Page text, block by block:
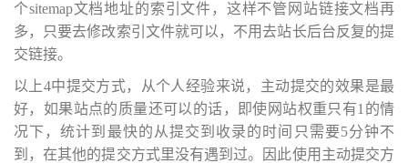
个sitemap文档地址的索引文件，这样不管网站链接文档再
多，只要去修改索引文件就可以，不用去站长后台反复的提
交链接。
以上4中提交方式，从个人经验来说，主动提交的效果是最
好，如果站点的质量还可以的话，即使网站权重只有1的情
况下，统计到最快的从提交到收录的时间只需要5分钟不
到，在其他的提交方式里没有遇到过。因此使用主动提交方